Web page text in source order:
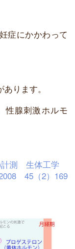
症にかかわって
ります。
性腺刺激ホルモ
計測 生体工学
45（2）169